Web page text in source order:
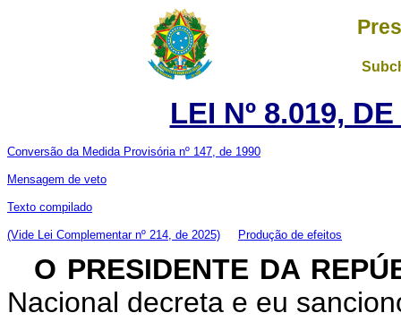
LEI Nº 8.019,
Conversão da Medida Provisória nº 147, de 1990
Mensagem de veto
Texto compilado
(Vide Lei Complementar nº 214, de 2025) Produção de efeitos
O PRESIDENTE DA
Nacional decreta e eu